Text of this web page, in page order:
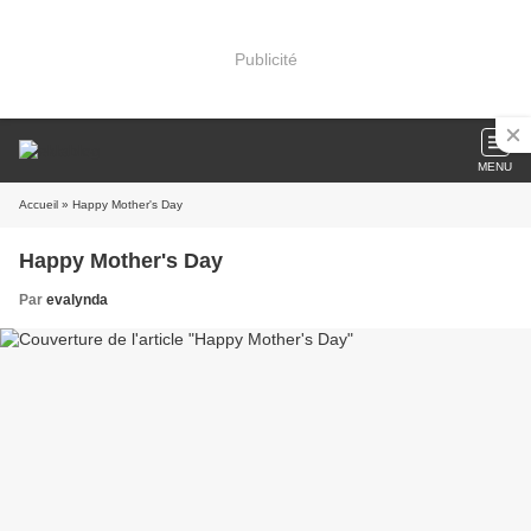
Publicité
MENU
Accueil » Happy Mother's Day
Happy Mother's Day
Par evalynda